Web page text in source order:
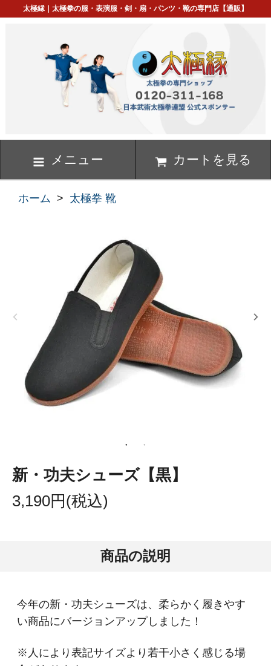
太極縁｜太極拳の服・表演服・剣・扇・パンツ・靴の専門店【通販】
メニュー カートを見る
ホーム > 太極拳 靴
新・功夫シューズ【黒】
3,190円(税込)
商品の説明
今年の新・功夫シューズは、柔らかく履きやす
い商品にバージョンアップしました！
※人により表記サイズより若干小さく感じる場